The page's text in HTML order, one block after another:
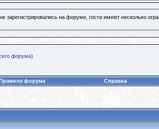
зарегистрировались на форуме, гости имеют несколько
форума)
форума Справка